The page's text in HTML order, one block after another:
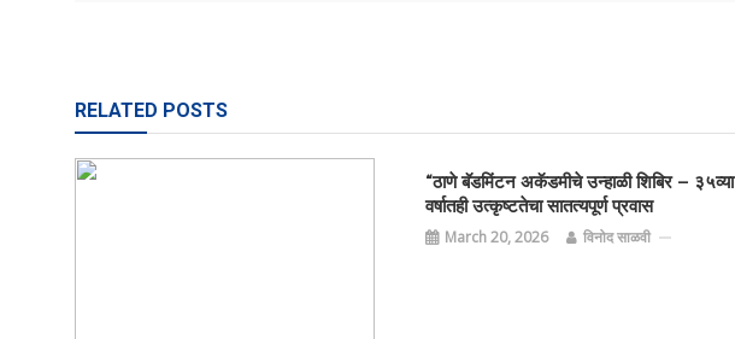
RELATED POSTS
“ठाणे बॅडमिंटन अकॅडमीचे उन्हाळी शिबिर – ३५व्या
वर्षातही उत्कृष्टतेचा सातत्यपूर्ण प्रवास
March 20, 2026 विनोद साळवी